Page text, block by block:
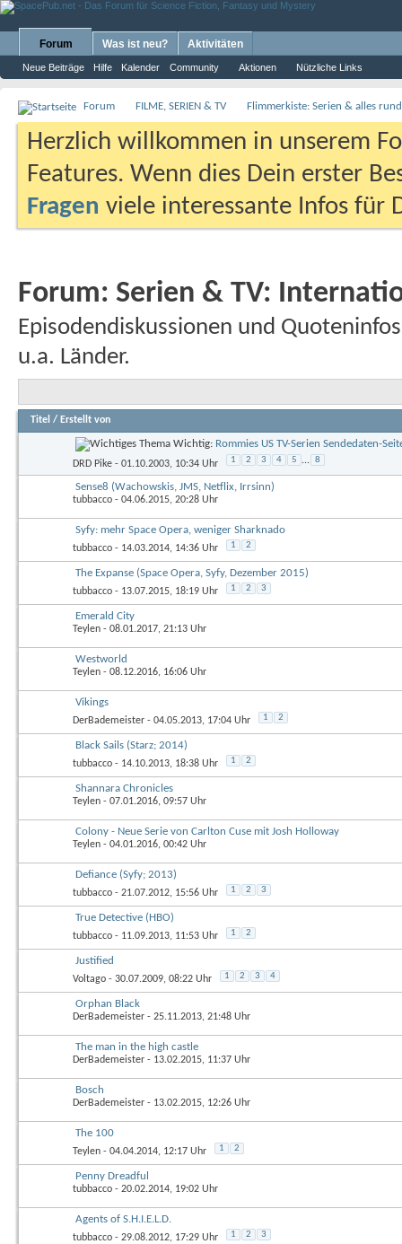
Forum
Neue Beiträge Hilfe Kalender Community Aktionen Nützliche Links
Was ist neu? Aktivitäten
Forum FILME, SERIEN & TV Flimmerkiste: Serien & alles
Herzlich willkommen in unserem
Features. Wenn dies Dein erster
Fragen viele interessante Infos für
Forum: Serien & TV:
Episodendiskussionen und
u.a. Länder.
Titel / Erstellt von
Wichtig: Rommies US TV-Serien Sendedaten-
DRD Pike - 01.10.2003, 10:34 Uhr 1 2 3 4 5 ... 8
Sense8 (Wachowskis, JMS, Netflix, Irrsinn)
tubbacco - 04.06.2015, 20:28 Uhr
Syfy: mehr Space Opera, weniger Sharknado
tubbacco - 14.03.2014, 14:36 Uhr 1 2
The Expanse (Space Opera, Syfy, Dezember 2015)
tubbacco - 13.07.2015, 18:19 Uhr 1 2 3
Emerald City
Teylen - 08.01.2017, 21:13 Uhr
Westworld
Teylen - 08.12.2016, 16:06 Uhr
Vikings
DerBademeister - 04.05.2013, 17:04 Uhr 1 2
Black Sails (Starz; 2014)
tubbacco - 14.10.2013, 18:38 Uhr 1 2
Shannara Chronicles
Teylen - 07.01.2016, 09:57 Uhr
Colony - Neue Serie von Carlton Cuse mit Josh Holloway
Teylen - 04.01.2016, 00:42 Uhr
Defiance (Syfy; 2013)
tubbacco - 21.07.2012, 15:56 Uhr 1 2 3
True Detective (HBO)
tubbacco - 11.09.2013, 11:53 Uhr 1 2
Justified
Voltago - 30.07.2009, 08:22 Uhr 1 2 3 4
Orphan Black
DerBademeister - 25.11.2013, 21:48 Uhr
The man in the high castle
DerBademeister - 13.02.2015, 11:37 Uhr
Bosch
DerBademeister - 13.02.2015, 12:26 Uhr
The 100
Teylen - 04.04.2014, 12:17 Uhr 1 2
Penny Dreadful
tubbacco - 20.02.2014, 19:02 Uhr
Agents of S.H.I.E.L.D.
tubbacco - 29.08.2012, 17:29 Uhr 1 2 3